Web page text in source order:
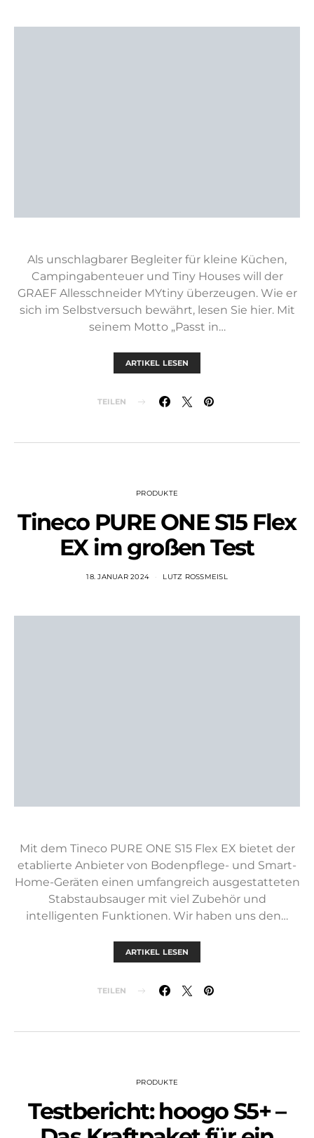
Als unschlagbarer Begleiter für kleine Küchen,
Campingabenteuer und Tiny Houses will der
GRAEF Allesschneider MYtiny überzeugen. Wie er
sich im Selbstversuch bewährt, lesen Sie hier. Mit
seinem Motto „Passt in…
ARTIKEL LESEN
TEILEN
PRODUKTE
Tineco PURE ONE S15 Flex
EX im großen Test
18. JANUAR 2024 LUTZ ROSSMEISL
Mit dem Tineco PURE ONE S15 Flex EX bietet der
etablierte Anbieter von Bodenpflege- und Smart-
Home-Geräten einen umfangreich ausgestatteten
Stabstaubsauger mit viel Zubehör und
intelligenten Funktionen. Wir haben uns den…
ARTIKEL LESEN
TEILEN
PRODUKTE
Testbericht: hoogo S5+ –